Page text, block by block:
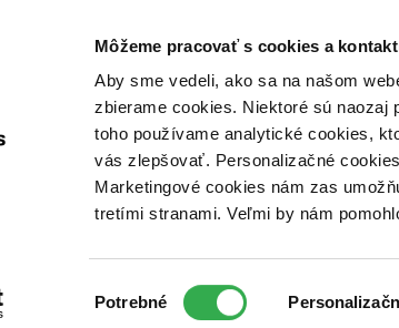
Môžeme pracovať s cookies a
Aby sme vedeli, ako sa na našom
zbierame cookies. Niektoré sú naozaj
toho používame analytické cookies,
vás zlepšovať. Personalizačné
Marketingové cookies nám zas
tretími stranami. Veľmi by nám
súhlasu
Potrebné
Poukážky Kontakt